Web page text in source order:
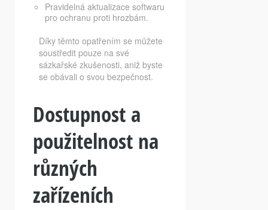
Pravidelná aktualizace softwaru
pro ochranu proti hrozbám.
Díky těmto opatřením se můžete
soustředit pouze na své
sázkařské zkušenosti, aniž byste
se obávali o svou bezpečnost.
Dostupnost a
použitelnost na
různých
zařízeních